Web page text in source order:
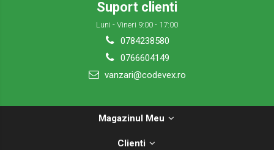
Suport clienti
Luni - Vineri 9:00 - 17:00
0784238580
0766604149
vanzari@codevex.ro
Magazinul Meu
Clienti